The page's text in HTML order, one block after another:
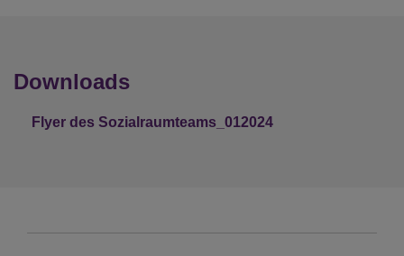
Downloads
Flyer des Sozialraumteams_012024